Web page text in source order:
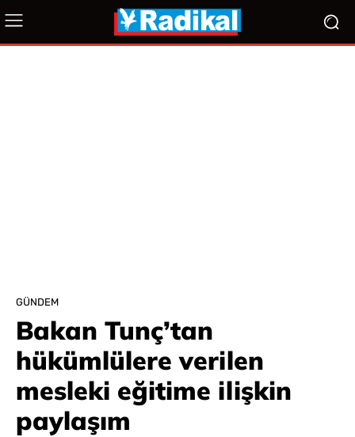
GÜNDEM
Bakan Tunç’tan
hükümlülere verilen
mesleki eğitime ilişkin
paylaşım